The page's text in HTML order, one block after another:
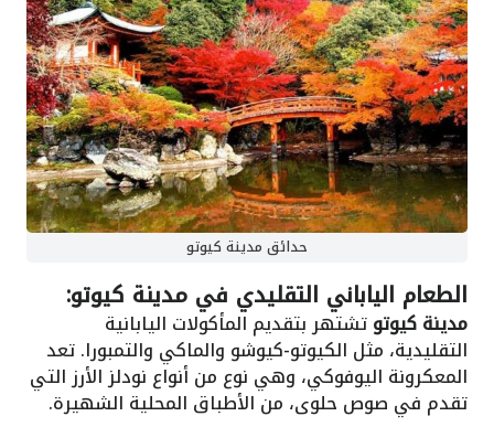
حدائق مدينة كيوتو
الطعام الياباني التقليدي في مدينة كيوتو:
مدينة كيوتوتشتهر بتقديم المأكولات اليابانية
التقليدية، مثل الكيوتو-كيوشو والماكي والتمبورا. تعد
المعكرونة اليوفوكي، وهي نوع من أنواع نودلز الأرز التي
تقدم في صوص حلوى، من الأطباق المحلية الشهيرة.